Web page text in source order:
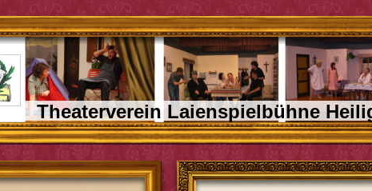
Theaterverein Laienspielbühne